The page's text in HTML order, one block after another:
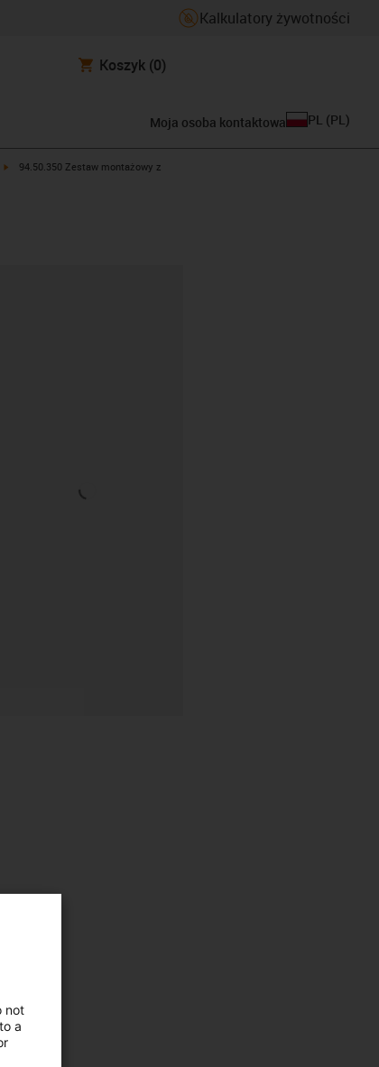
Kalkulatory żywotności
Koszyk (0)
Moja osoba kontaktowa PL (PL )
igus-icon-arrow-right
94.50.350 Zestaw montażowy z
not
a